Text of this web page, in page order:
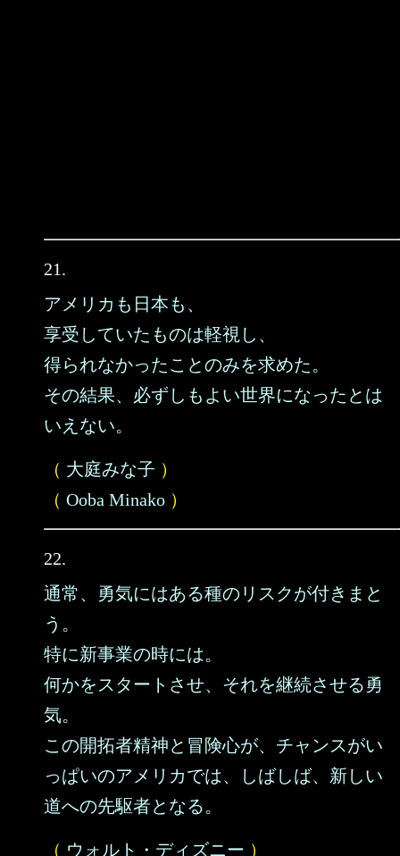
21.
アメリカも日本も、
享受していたものは軽視し、
得られなかったことのみを求めた。
その結果、必ずしもよい世界になったとは
いえない。
（ 大庭みな子 ）
（ Ooba Minako ）
22.
通常、勇気にはある種のリスクが付きまと
う。
特に新事業の時には。
何かをスタートさせ、それを継続させる勇
気。
この開拓者精神と冒険心が、チャンスがい
っぱいのアメリカでは、しばしば、新しい
道への先駆者となる。
（ ウォルト・ディズニー ）